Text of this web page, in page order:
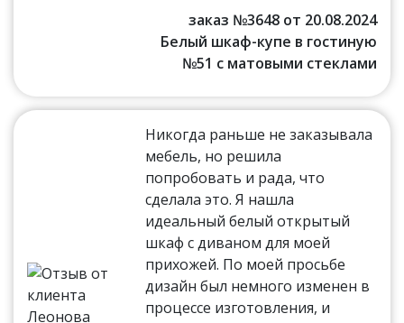
заказ №3648 от 20.08.2024
Белый шкаф-купе в гостиную
№51 с матовыми стеклами
Никогда раньше не заказывала
мебель, но решила
попробовать и рада, что
сделала это. Я нашла
идеальный белый открытый
шкаф с диваном для моей
прихожей. По моей просьбе
дизайн был немного изменен в
процессе изготовления, и